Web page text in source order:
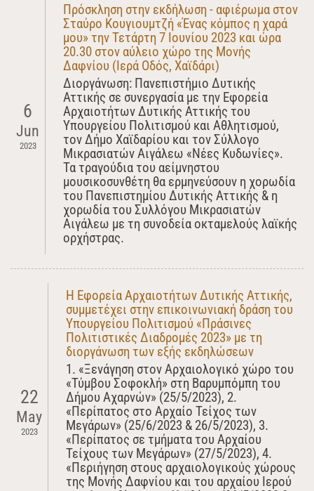
6
Jun
2023
Πρόσκληση στην εκδήλωση - αφιέρωμα στον
Σταύρο Κουγιουμτζή «Ένας κόμπος η χαρά
μου» την Τετάρτη 7 Ιουνίου 2023 και ώρα
20.30 στον αύλειο χώρο της Μονής
Δαφνίου (Ιερά Οδός, Χαϊδάρι)
Διοργάνωση: Πανεπιστήμιο Δυτικής
Αττικής σε συνεργασία με την Εφορεία
Αρχαιοτήτων Δυτικής Αττικής του
Υπουργείου Πολιτισμού και Αθλητισμού,
τον Δήμο Χαϊδαρίου και τον Σύλλογο
Μικρασιατών Αιγάλεω «Νέες Κυδωνίες».
Τα τραγούδια του αείμνηστου
μουσικοσυνθέτη θα ερμηνεύσουν η χορωδία
του Πανεπιστημίου Δυτικής Αττικής & η
χορωδία του Συλλόγου Μικρασιατών
Αιγάλεω με τη συνοδεία οκταμελούς λαϊκής
ορχήστρας.
22
May
2023
Η Εφορεία Αρχαιοτήτων Δυτικής Αττικής,
συμμετέχει στην επικοινωνιακή δράση του
Υπουργείου Πολιτισμού «Πράσινες
Πολιτιστικές Διαδρομές 2023» με τη
διοργάνωση των εξής εκδηλώσεων
1. «Ξενάγηση στον Αρχαιολογικό χώρο του
«Τύμβου Σοφοκλή» στη Βαρυμπόμπη του
Δήμου Αχαρνών» (25/5/2023), 2.
«Περίπατος στο Αρχαίο Τείχος των
Μεγάρων» (25/6/2023 & 26/5/2023), 3.
«Περίπατος σε τμήματα του Αρχαίου
Τείχους των Μεγάρων» (27/5/2023), 4.
«Περιήγηση στους αρχαιολογικούς χώρους
της Μονής Δαφνίου και του αρχαίου Ιερού